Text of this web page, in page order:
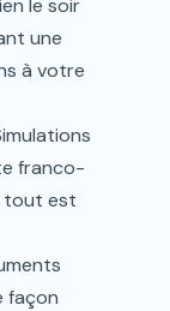
le soir
une
à votre
franco-
tout est
façon